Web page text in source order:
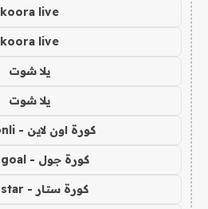
koora live
koora live
يلا شوت
يلا شوت
كورة اون لاين - kora onli
كورة جول - kora goal
كورة ستار - kora star